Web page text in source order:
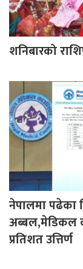
शनिबारको
नेपालमा पढेका
अब्बल,मेडिकल
प्रतिशत उत्तिर्ण